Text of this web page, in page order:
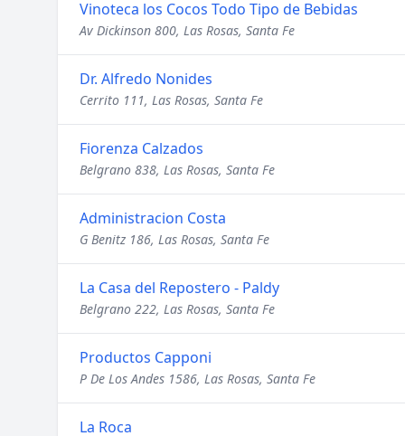
Vinoteca los Cocos Todo Tipo de Bebidas
Av Dickinson 800, Las Rosas, Santa Fe
Dr. Alfredo Nonides
Cerrito 111, Las Rosas, Santa Fe
Fiorenza Calzados
Belgrano 838, Las Rosas, Santa Fe
Administracion Costa
G Benitz 186, Las Rosas, Santa Fe
La Casa del Repostero - Paldy
Belgrano 222, Las Rosas, Santa Fe
Productos Capponi
P De Los Andes 1586, Las Rosas, Santa Fe
La Roca